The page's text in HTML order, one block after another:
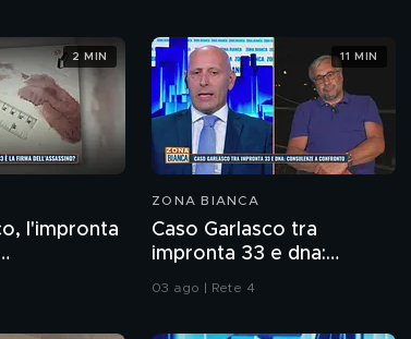
l'impronta
2 MIN
ZONA BIANCA
Caso Garlasco tra
impronta 33 e dna:
consulenze a confronto
03 ago | Rete 4
11 MIN